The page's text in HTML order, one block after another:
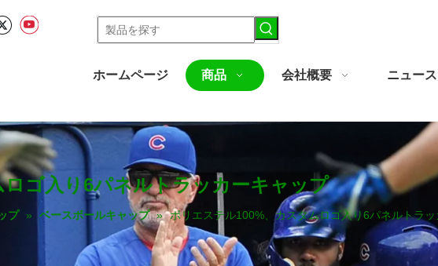
ホームページ 商品 会社概要 ニュース
ゴ入り6パネルトラッカーキャップ
プ » ベースボールキャップ » ポリエステル100%、カスタムロゴ入り6パネルトラ